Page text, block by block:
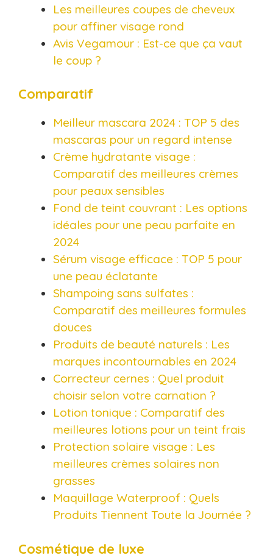
Les meilleures coupes de cheveux
pour affiner visage rond
Avis Vegamour : Est-ce que ça vaut
le coup ?
Comparatif
Meilleur mascara 2024 : TOP 5 des
mascaras pour un regard intense
Crème hydratante visage :
Comparatif des meilleures crèmes
pour peaux sensibles
Fond de teint couvrant : Les options
idéales pour une peau parfaite en
2024
Sérum visage efficace : TOP 5 pour
une peau éclatante
Shampoing sans sulfates :
Comparatif des meilleures formules
douces
Produits de beauté naturels : Les
marques incontournables en 2024
Correcteur cernes : Quel produit
choisir selon votre carnation ?
Lotion tonique : Comparatif des
meilleures lotions pour un teint frais
Protection solaire visage : Les
meilleures crèmes solaires non
grasses
Maquillage Waterproof : Quels
Produits Tiennent Toute la Journée ?
Cosmétique de luxe